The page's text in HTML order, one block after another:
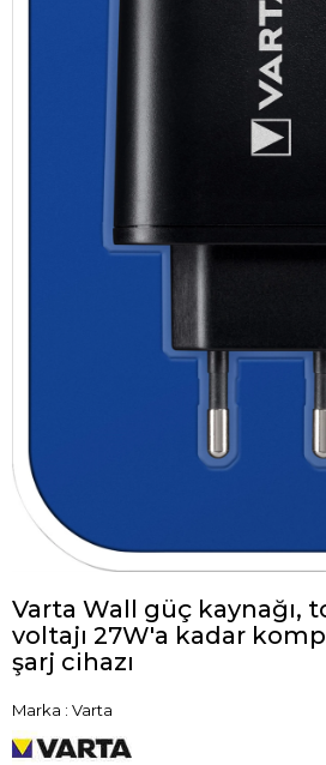
Varta Wall güç kaynağı,
voltajı 27W'a kadar
şarj cihazı
Marka : Varta